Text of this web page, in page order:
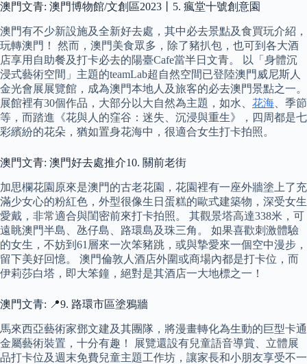
澳門文青: 澳門博物館/文創區2023丨5. 瘋堂十號創意園
澳門有不少新設施及全新好去處，其中必去景點及食買玩介紹，
玩轉澳門！ 然而，澳門美食眾多，除了豬扒包，也可到各大酒
店享用自助餐及打卡必去的陽臺Cafe當半日文青。 以「身體沉
浸式藝術空間」主題的teamLab超自然空間已登陸澳門威尼斯人
金光會展展覽館，成為澳門本地人及旅客的必去澳門景點之一。
展館裡有30個作品，大部分以大自然為主題，如水、 花海 、季節
等，而踏進《花與人的窪谷：迷失、沉浸與重生》，四周都是七
彩繽紛的花朵，猶如置身花海中，很適合女生打卡拍照。
澳門文青: 澳門好去處推介10. 關前老街
加思欄花園原來是澳門的古老花園，花園裡有一座外牆塗上了充
滿少女心的粉紅色，外型很像生日蛋糕的歐式建築物，深受女生
愛戴，非常適合與閨密前來打卡拍照。 其觀景塔高達338米，可
遠眺澳門半島、氹仔島、路環島及珠三角。 如果喜歡刺激體驗
的女生，不妨到61層來一次笨豬跳，或與摯愛來一個空中漫步，
留下美好回憶。 澳門倫敦人酒店外圍或商場內都是打卡位，而
伊莉莎白塔，即大笨鐘，絕對是其酒店一大地標之一！
澳門文青: 📍9. 路環市區塗鴉牆
馬來西亞藝術家鄧文建及其團隊，將漫畫轉化為生動的巨型卡通
金屬藝術裝置，十分有趣！ 展覽還設有兒童語音導賞、立體展
品打卡位及週末免費兒童主題工作坊，讓家長和小朋友享受不一